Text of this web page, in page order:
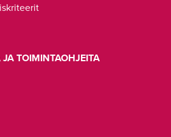
TOIMINTAOHJEITA